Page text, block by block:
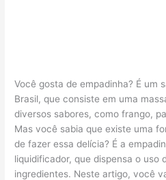
Você gosta de empadinha? É um
Brasil, que consiste em uma
diversos sabores, como frango,
Mas você sabia que existe uma
de fazer essa delícia? É a
liquidificador, que dispensa o uso
ingredientes. Neste artigo, você